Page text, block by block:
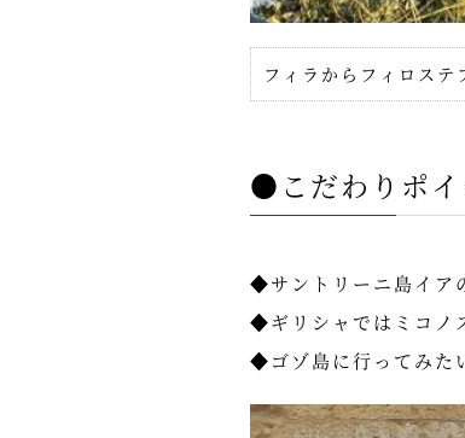
フィラからフィロス
●こだわりポイ
◆サントリーニ島イア
◆ギリシャではミコノ
◆ゴゾ島に行ってみた